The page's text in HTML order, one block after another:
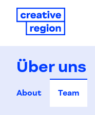
Über uns
About Team